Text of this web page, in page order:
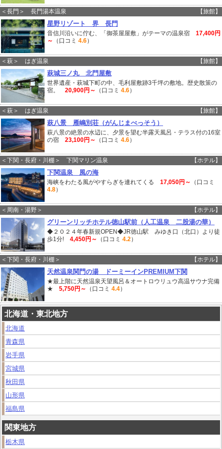
＜長門＞ 長門湯本温泉 【旅館】
星野リゾート 界 長門
音信川沿いに佇む、「御茶屋屋敷」がテーマの温泉宿 17,400円
～
（口コミ 4.6）
＜萩＞ はぎ温泉 【旅館】
萩城三ノ丸 北門屋敷
世界遺産・萩城下町の中、毛利屋敷跡3千坪の敷地。歴史散策の
宿。 20,900円～ （口コミ 4.6）
＜萩＞ はぎ温泉 【旅館】
萩八景 雁嶋別荘（がんじまべっそう）
萩八景の絶景の水辺に、夕景を望む半露天風呂・テラス付の16室
の宿 23,100円～ （口コミ 4.6）
＜下関・長府・川棚＞ 下関マリン温泉 【ホテル】
下関温泉 風の海
海峡をわたる風がやすらぎを連れてくる 17,050円～
（口コミ
4.8）
＜周南・湯野＞ 【ホテル】
グリーンリッチホテル徳山駅前（人工温泉 二股湯の華）
◆２０２４年春新規OPEN◆JR徳山駅 みゆき口（北口）より徒
歩1分! 4,450円～ （口コミ 4.2 ）
＜下関・長府・川棚＞ 【ホテル】
天然温泉関門の湯 ドーミーインPREMIUM下関
★最上階に天然温泉天望風呂＆オートロウリュウ高温サウナ完備
★ 5,750円～ （口コミ 4.4）
北海道・東北地方
北海道
青森県
岩手県
宮城県
秋田県
山形県
福島県
関東地方
栃木県